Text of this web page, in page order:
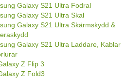
Galaxy S21 Ultra Fodral
Galaxy S21 Ultra Skal
Galaxy S21 Ultra Skärmskydd &
Galaxy S21 Ultra Laddare, Kablar
Z Flip 3
Z Fold3